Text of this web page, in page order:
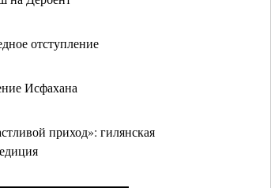
отступление
Исфахана
приход»: гилянская